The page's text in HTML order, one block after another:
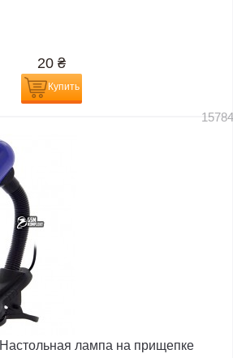
20 ₴
Купить
Настольная лампа на прищепке